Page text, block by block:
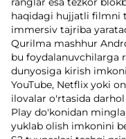
haqidagi hujjatli filmni
immersiv tajriba
Qurilma mashhur
bu foydalanuvchilarga
dunyosiga kirish
YouTube, Netflix yoki
ilovalar o'rtasida
Play do'konidan
yuklab olish imkonini